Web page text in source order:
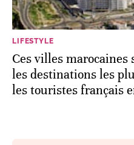
LIFESTYLE
Ces villes marocaines
les destinations les
les touristes français